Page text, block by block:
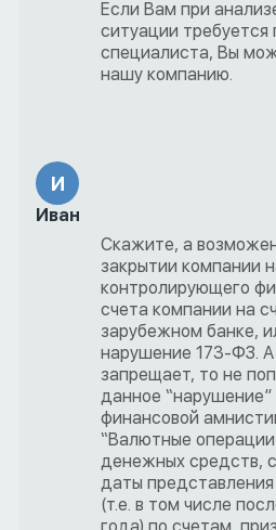
Если Вам при
ситуации
специалиста, Вы
нашу компанию.
И
Иван
Скажите, а
закрытии компании
контролирующего
счета компании на
зарубежном банке,
нарушение 173-ФЗ. А
запрещает, то не
данное “нарушение”
финансовой
“Валютные
денежных средств,
даты
(т.е. в том числе